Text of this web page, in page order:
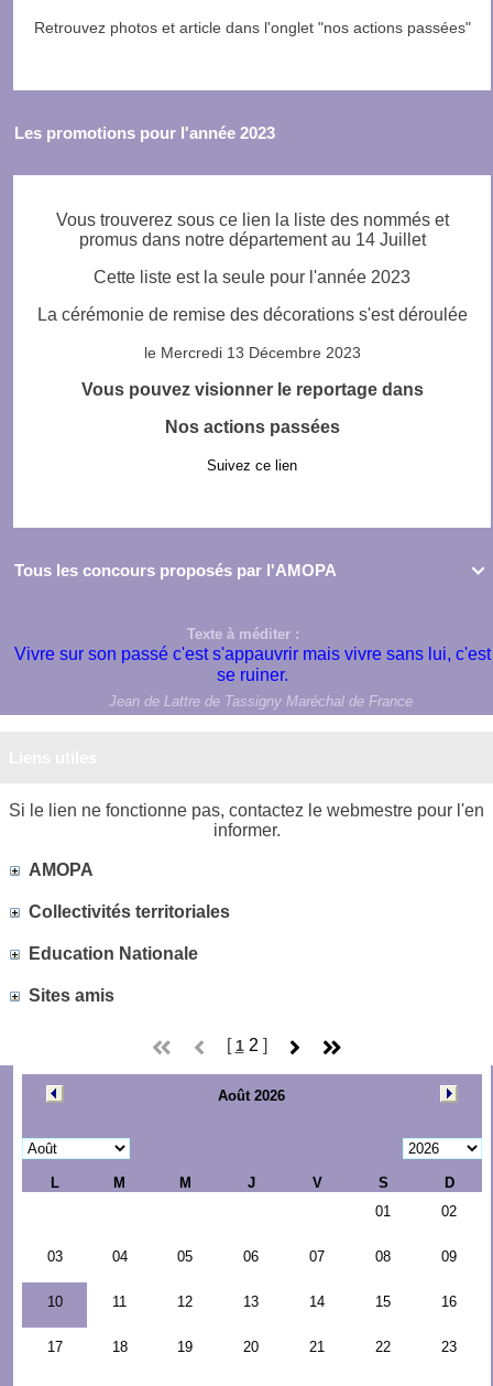
Retrouvez photos et article dans l'onglet "nos actions passées"
Les promotions pour l'année 2023
Vous trouverez sous ce lien la liste des nommés et
promus dans notre département au 14 Juillet
Cette liste est la seule pour l'année 2023
La cérémonie de remise des décorations s'est déroulée
le Mercredi 13 Décembre 2023
Vous pouvez visionner le reportage dans
Nos actions passées
Suivez ce lien

Tous les concours proposés par l'AMOPA
Texte à méditer :
Vivre sur son passé c'est s'appauvrir mais vivre sans lui, c'est
se ruiner.
Jean de Lattre de Tassigny Maréchal de France
Si le lien ne fonctionne pas, contactez le webmestre pour l'en
informer.
AMOPA
Collectivités territoriales
Education Nationale
Sites amis
[ 1 2 ]